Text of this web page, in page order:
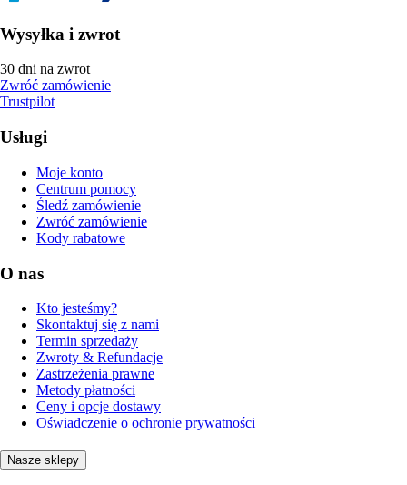
Wysyłka i zwrot
30 dni na zwrot
Zwróć zamówienie
Trustpilot
Usługi
Moje konto
Centrum pomocy
Śledź zamówienie
Zwróć zamówienie
Kody rabatowe
O nas
Kto jesteśmy?
Skontaktuj się z nami
Termin sprzedaży
Zwroty & Refundacje
Zastrzeżenia prawne
Metody płatności
Ceny i opcje dostawy
Oświadczenie o ochronie prywatności
Nasze sklepy